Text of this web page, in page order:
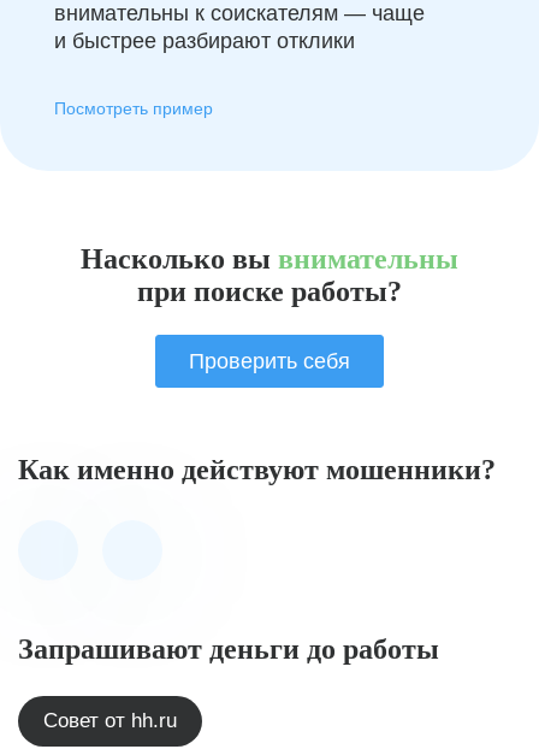
внимательны к соискателям — чаще
и быстрее разбирают отклики
Посмотреть пример
Насколько вы внимательны
при поиске работы?
Проверить себя
Как именно действуют мошенники?
Запрашивают деньги до работы
Совет от hh.ru